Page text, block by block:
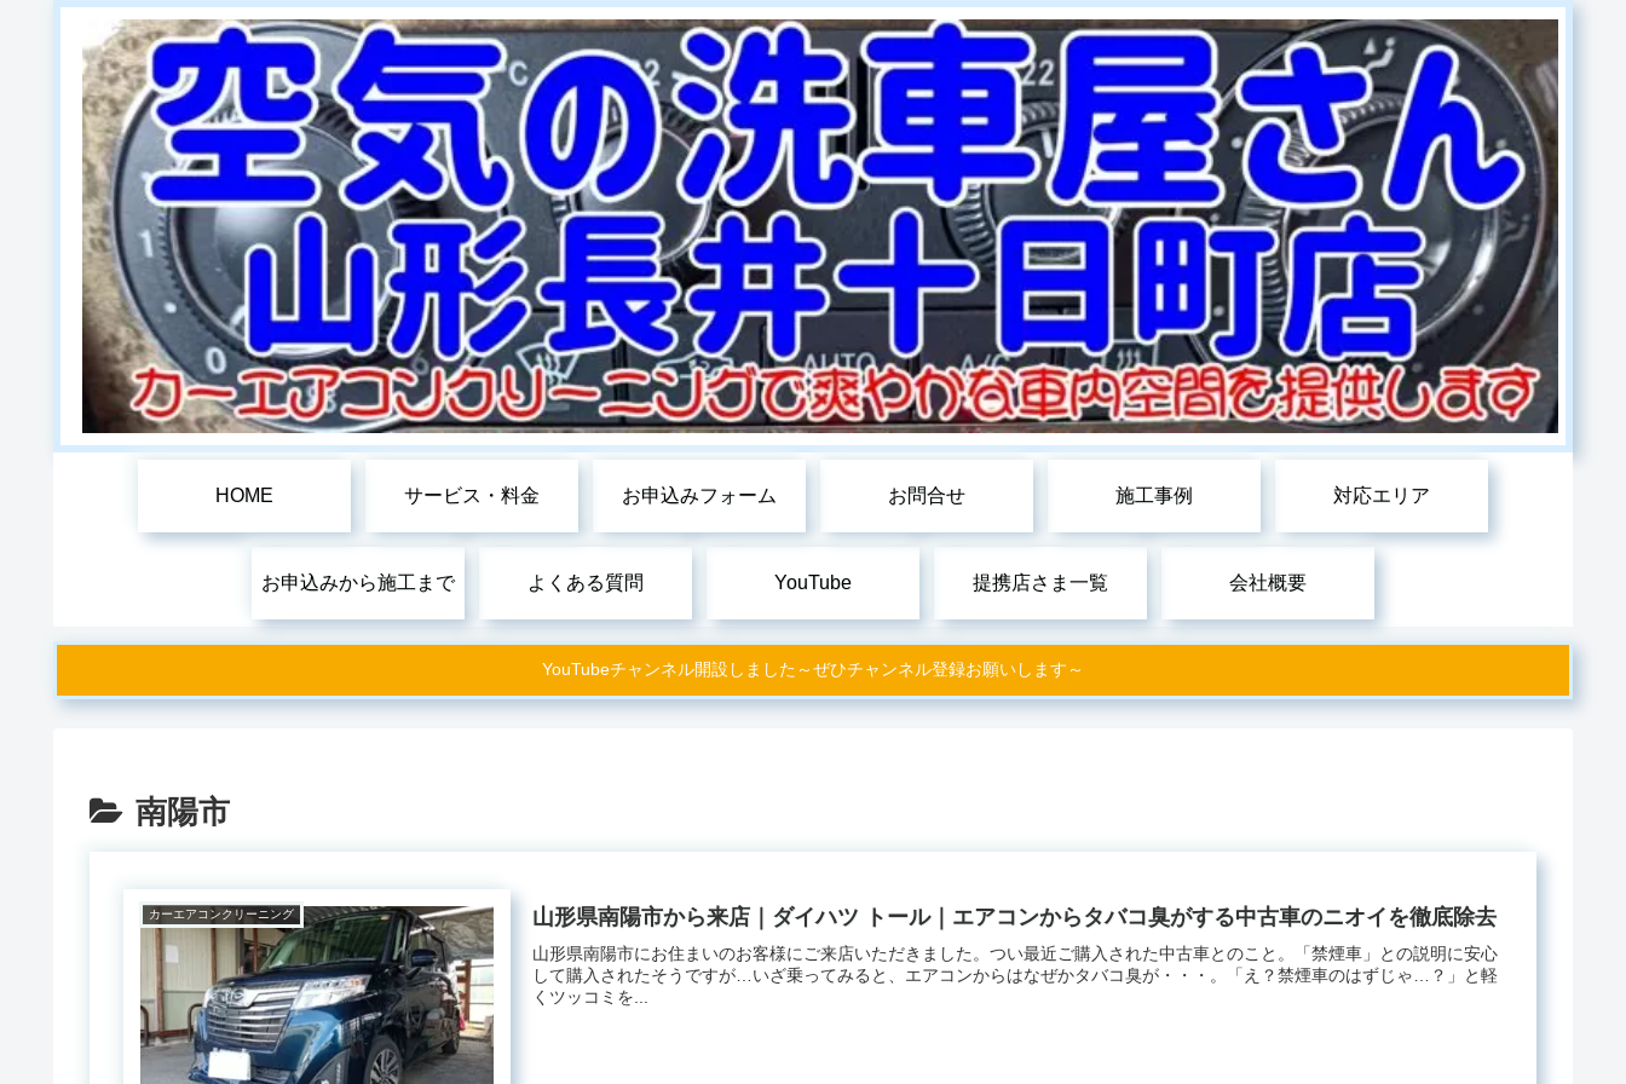
HOME サービス・料金 お申込みフォーム お問合せ 施工事例 対応エリア
お申込みから施工まで よくある質問 YouTube 提携店さま一覧 会社概要
YouTubeチャンネル開設しました～ぜひチャンネル登録お願いします～
南陽市
カーエアコンクリーニング 山形県南陽市から来店｜ダイハツ トール｜エアコンからタバコ臭がする中古車のニオイを徹底除去
山形県南陽市にお住まいのお客様にご来店いただきました。つい最近ご購入された中古車とのこと。「禁煙車」との説明に安心
して購入されたそうですが…いざ乗ってみると、エアコンからはなぜかタバコ臭が・・・。「え？禁煙車のはずじゃ…？」と軽
くツッコミを...